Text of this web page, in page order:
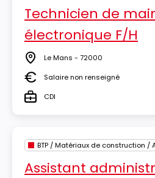
Technicien de
électronique F/H
Lieu Le Mans - 72000
SalaireSalaire non renseigné
TypeCDI
Assistant